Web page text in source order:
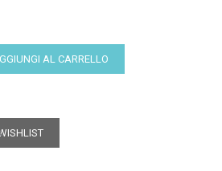
AL CARRELLO